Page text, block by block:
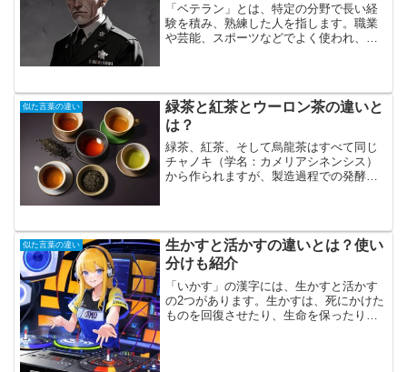
「ベテラン」とは、特定の分野で長い経
験を積み、熟練した人を指します。職業
や芸能、スポーツなどでよく使われ、
験が長い古参の意味で使われ...
似た言葉の違い
緑茶と紅茶とウーロン茶の違いと
は？
緑茶、紅茶、そして烏龍茶はすべて同じ
チャノキ（学名：カメリアシネンシス）
から作られますが、製造過程での発酵度
で作られ、発酵しないため...
似た言葉の違い
生かすと活かすの違いとは？使い
分けも紹介
「いかす」の漢字には、生かすと活かす
の2つがあります。生かすは、死にかけた
ものを回復させたり、生命を保ったりす